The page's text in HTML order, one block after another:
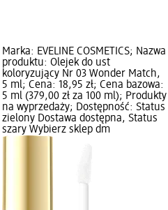
Marka: EVELINE COSMETICS; Nazwa
produktu: Olejek do ust
koloryzujący Nr 03 Wonder Match,
5 ml; Cena: 18,95 zł; Cena bazowa:
5 ml (379,00 zł za 100 ml); Produkty
na wyprzedaży; Dostępność: Status
zielony Dostawa dostępna, Status
szary Wybierz sklep dm